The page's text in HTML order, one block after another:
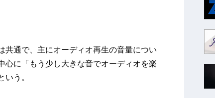
通で、主にオーディオ再生の音量につい
に「もう少し大きな音でオーディオを楽
う。